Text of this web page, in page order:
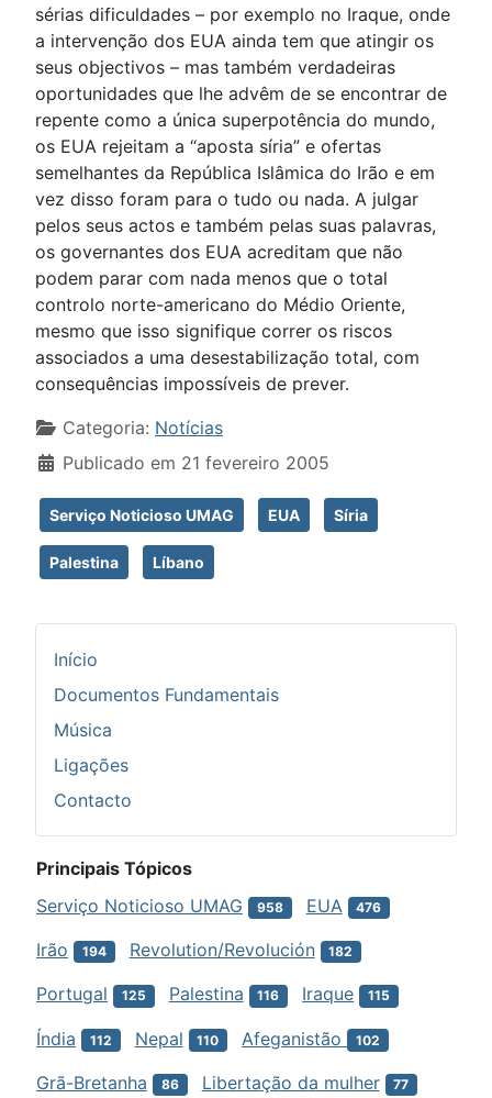
sérias dificuldades – por exemplo no Iraque, onde
a intervenção dos EUA ainda tem que atingir os
seus objectivos – mas também verdadeiras
oportunidades que lhe advêm de se encontrar de
repente como a única superpotência do mundo,
os EUA rejeitam a “aposta síria” e ofertas
semelhantes da República Islâmica do Irão e em
vez disso foram para o tudo ou nada. A julgar
pelos seus actos e também pelas suas palavras,
os governantes dos EUA acreditam que não
podem parar com nada menos que o total
controlo norte-americano do Médio Oriente,
mesmo que isso signifique correr os riscos
associados a uma desestabilização total, com
consequências impossíveis de prever.
Detalhes
Categoria: Notícias
Publicado em 21 fevereiro 2005
Serviço Noticioso UMAG EUA Síria
Palestina Líbano
Início
Documentos Fundamentais
Música
Ligações
Contacto
Principais Tópicos
Serviço Noticioso UMAG
958 EUA 476
Irão 194 Revolution/Revolución 182
Portugal 125 Palestina 116 Iraque 115
Índia 112 Nepal 110 Afeganistão 102
Grã-Bretanha 86 Libertação da mulher 77